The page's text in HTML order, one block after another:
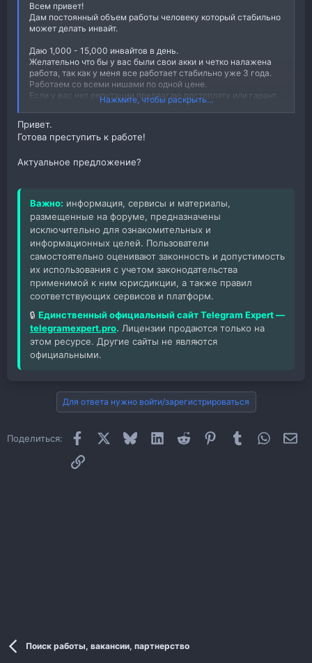
Всем привет!
Дам постоянный объем работы человеку который стабильно
может делать инвайт.
Даю 1,000 - 15,000 инвайтов в день.
Желательно что бы у вас были свои акки и четко налажена
работа, так как у меня все работает стабильно уже 3 года.
Работаем со всеми нишами по одной цене.
Если у вас нет репутации предлагаю постоплату или гарант.
Ищу профессионала который взяв мой объем не словит
Оплата 2.5р за инвайт. Умников и посредников прошу
проходить мимо!
Нажмите, чтобы раскрыть...
Привет.
Готова преступить к работе!
Актуальное предложение?
Важно: информация, сервисы и материалы,
размещенные на форуме, предназначены
исключительно для ознакомительных и
информационных целей. Пользователи
самостоятельно оценивают законность и допустимость
их использования с учетом законодательства
применимой к ним юрисдикции, а также правил
соответствующих сервисов и платформ.
🔒 Единственный официальный сайт Telegram Expert —
telegramexpert.pro. Лицензии продаются только на
этом ресурсе. Другие сайты не являются
официальными.
Для ответа нужно войти/зарегистрироваться
Поделиться: Facebook BlueskyLinkedInReddit PinterestTumblr
Ссылка
Поиск работы, вакансии, партнерство